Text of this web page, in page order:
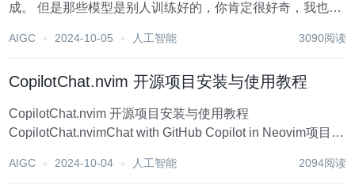
成。 但是那些模型是别人训练好的，你肯定很好奇，我也想
练一个专属家庭版的模型（family model），非常有意思。
AIGC 2024-10-05 人工智能 3090阅读
CopilotChat.nvim 开源项目安装与使用教程
CopilotChat.nvim 开源项目安装与使用教程
CopilotChat.nvimChat with GitHub Copilot in Neovim项目地
AIGC 2024-10-04 人工智能 2094阅读